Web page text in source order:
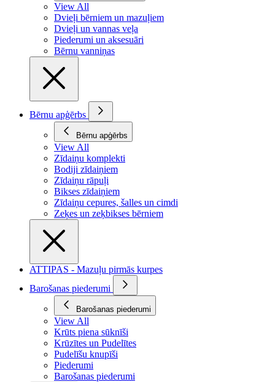
View All
Dvieļi bērniem un mazuļiem
Dvieļi un vannas veļa
Piederumi un aksesuāri
Bērnu vanniņas
Bērnu apģērbs
Bērnu apģērbs
View All
Zīdaiņu komplekti
Bodiji zīdaiņiem
Zīdaiņu rāpuļi
Bikses zīdaiņiem
Zīdaiņu cepures, šalles un cimdi
Zeķes un zeķbikses bērniem
ATTIPAS - Mazuļu pirmās kurpes
Barošanas piederumi
Barošanas piederumi
View All
Krūts piena sūknīši
Krūzītes un Pudelītes
Pudelīšu knupīši
Piederumi
Barošanas piederumi